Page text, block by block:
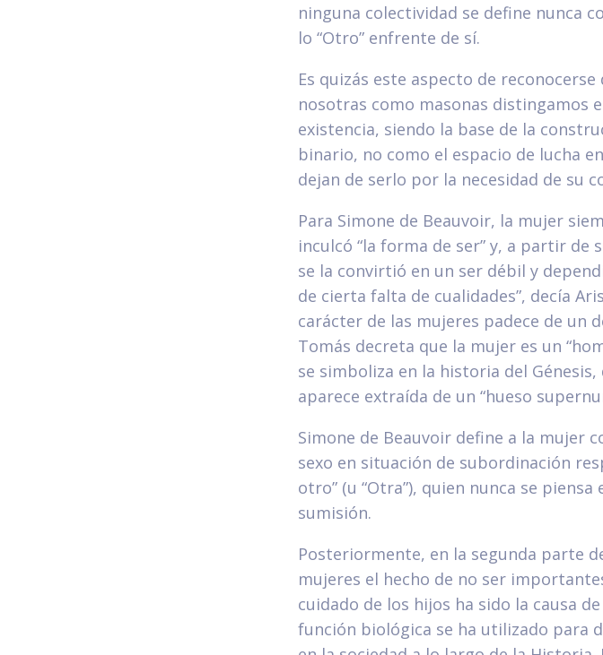
ninguna colectividad se define nunca
lo “Otro” enfrente de sí.
Es quizás este aspecto de
nosotras como masonas distingamos
existencia, siendo la base de la
binario, no como el espacio de lucha
dejan de serlo por la necesidad de su
Para Simone de Beauvoir, la mujer
inculcó “la forma de ser” y, a partir de
se la convirtió en un ser débil y
de cierta falta de cualidades”, decía
carácter de las mujeres padece de un
Tomás decreta que la mujer es un
se simboliza en la historia del
aparece extraída de un “hueso
Simone de Beauvoir define a la mujer
sexo en situación de subordinación
otro” (u “Otra”), quien nunca se
sumisión.
Posteriormente, en la segunda parte
mujeres el hecho de no ser
cuidado de los hijos ha sido la causa
función biológica se ha utilizado para